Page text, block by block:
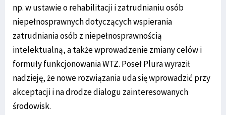
np. w ustawie o rehabilitacji i zatrudnianiu osób
niepełnosprawnych dotyczących wspierania
zatrudniania osób z niepełnosprawnością
intelektualną, a także wprowadzenie zmiany celów i
formuły funkcjonowania WTZ. Poseł Plura wyraził
nadzieję, że nowe rozwiązania uda się wprowadzić przy
akceptacji i na drodze dialogu zainteresowanych
środowisk.